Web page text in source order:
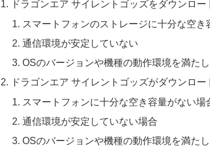
ドラゴンエア サイレントゴッズをダウンロー
スマートフォンのストレージに十分な空き
通信環境が安定していない
OSのバージョンや機種の動作環境を満た
ドラゴンエア サイレントゴッズがダウンロ
スマートフォンに十分な空き容量がない場
通信環境が安定していない場合
OSのバージョンや機種の動作環境を満た